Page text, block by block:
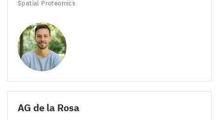
Spatial Proteomics
AG de la Rosa